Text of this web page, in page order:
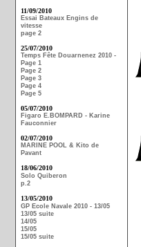
11/09/2010
Essai Bateaux Engins de
vitesse
page 2
25/07/2010
Temps Fête Douarnenez 2010 -
Page 1
Page 2
Page 3
Page 4
Page 5
05/07/2010
Figaro E.BOMPARD - Karine
Fauconnier
02/07/2010
MARINE POOL & Kito de
Pavant
18/06/2010
Solo Quiberon
p.2
13/05/2010
GP Ecole Navale 2010 - 13/05
13/05 suite
14/05
15/05
15/05 suite